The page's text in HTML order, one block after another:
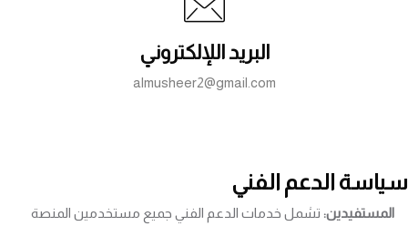
البريد اللإلكتروني
almusheer2@gmail.com
سياسة الدعم الفني
المستفيدين: تشمل خدمات الدعم الفني جميع مستخدمين المنصة